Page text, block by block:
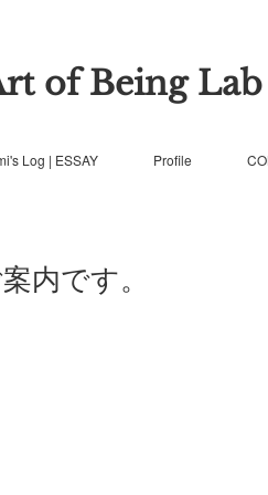
of Being Lab
Log | ESSAY Profile
内です。